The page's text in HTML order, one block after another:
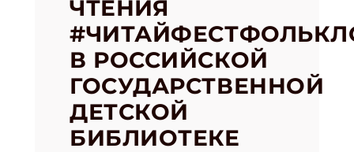
ЧТЕНИЯ
В РОССИЙСКОЙ
ГОСУДАРСТВЕННОЙ
ДЕТСКОЙ
БИБЛИОТЕКЕ